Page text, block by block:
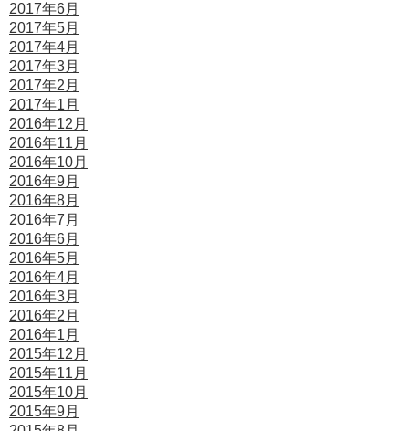
2017年6月
2017年5月
2017年4月
2017年3月
2017年2月
2017年1月
2016年12月
2016年11月
2016年10月
2016年9月
2016年8月
2016年7月
2016年6月
2016年5月
2016年4月
2016年3月
2016年2月
2016年1月
2015年12月
2015年11月
2015年10月
2015年9月